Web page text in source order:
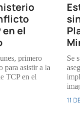
el
primero
para asistir a la
TCP en el
Se
11